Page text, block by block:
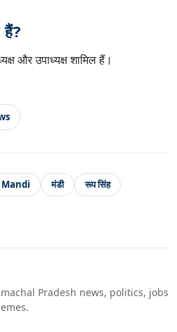
और उपाध्यक्ष शामिल हैं।
Mandi मंडी
रूप सिंह
Pradesh news, politics, jobs